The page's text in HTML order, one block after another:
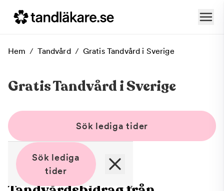
Hem / Tandvård / Gratis Tandvård i Sverige
Gratis Tandvård i Sverige
Sök lediga tider
Sök lediga
tider